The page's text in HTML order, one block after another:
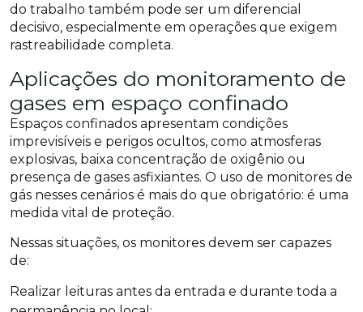
do trabalho também pode ser um diferencial
decisivo, especialmente em operações que exigem
rastreabilidade completa.
Aplicações do monitoramento de
gases em espaço confinado
Espaços confinados apresentam condições
imprevisíveis e perigos ocultos, como atmosferas
explosivas, baixa concentração de oxigênio ou
presença de gases asfixiantes. O uso de monitores de
gás nesses cenários é mais do que obrigatório: é uma
medida vital de proteção.
Nessas situações, os monitores devem ser capazes
de:
Realizar leituras antes da entrada e durante toda a